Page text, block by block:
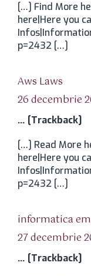
[…] Find More
here|Here you
p=2432 […]
Aws Laws
26 decembrie
… [Trackback]
[…] Read More
here|Here you
p=2432 […]
informatica
27 decembrie
… [Trackback]